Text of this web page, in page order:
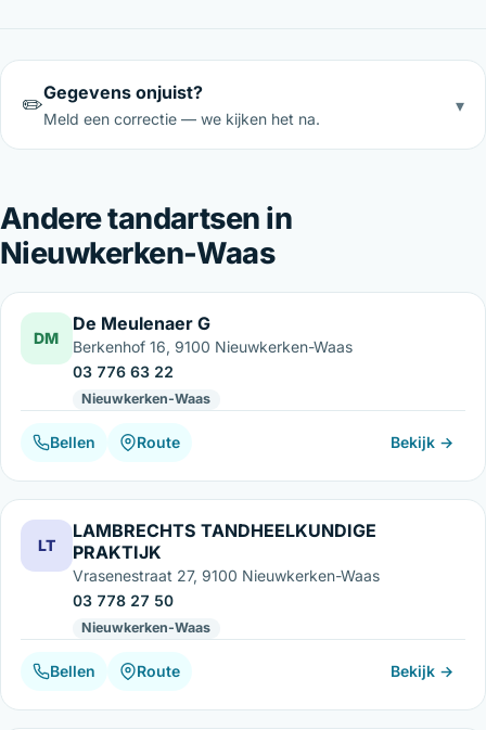
✏️Gegevens onjuist?
Meld een correctie — we kijken het na.
▾
Andere tandartsen in
Nieuwkerken-Waas
DM
De Meulenaer G
Berkenhof 16, 9100 Nieuwkerken-Waas
03 776 63 22
Nieuwkerken-Waas
Bellen Route Bekijk →
LT
LAMBRECHTS TANDHEELKUNDIGE
PRAKTIJK
Vrasenestraat 27, 9100 Nieuwkerken-Waas
03 778 27 50
Nieuwkerken-Waas
Bellen Route Bekijk →